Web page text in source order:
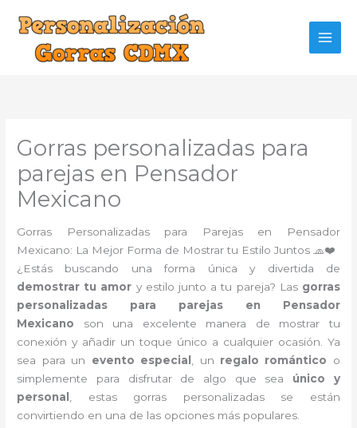
contenido
Gorras personalizadas para
parejas en Pensador
Mexicano
Gorras Personalizadas para Parejas en Pensador
Mexicano: La Mejor Forma de Mostrar tu Estilo Juntos 🧢❤️
¿Estás buscando una forma única y divertida de
demostrar tu amor y estilo junto a tu pareja? Las gorras
personalizadas para parejas en Pensador
Mexicano son una excelente manera de mostrar tu
conexión y añadir un toque único a cualquier ocasión. Ya
sea para un evento especial , un regalo romántico o
simplemente para disfrutar de algo que sea único y
personal , estas gorras personalizadas se están
convirtiendo en una de las opciones más populares.